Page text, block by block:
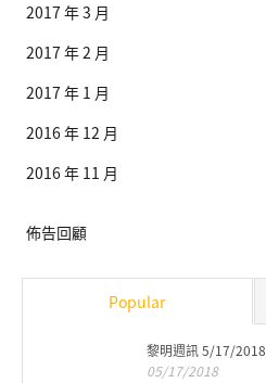
2017 年 3 月
2017 年 2 月
2017 年 1 月
2016 年 12 月
2016 年 11 月
佈告回顧
Popular
黎明週訊 5/17/2018
05/17/2018